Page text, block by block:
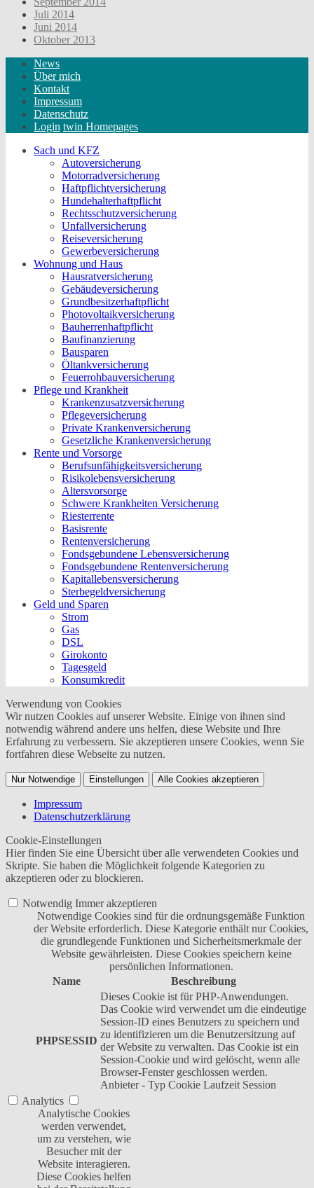
Juli 2014
Juni 2014
Oktober 2013
News
Über mich
Kontakt
Impressum
Datenschutz
Login twin Homepages
Sach und KFZ
Autoversicherung
Motorradversicherung
Haftpflichtversicherung
Hundehalterhaftpflicht
Rechtsschutzversicherung
Unfallversicherung
Reiseversicherung
Gewerbeversicherung
Wohnung und Haus
Hausratversicherung
Gebäudeversicherung
Grundbesitzerhaftpflicht
Photovoltaikversicherung
Bauherrenhaftpflicht
Baufinanzierung
Bausparen
Öltankversicherung
Feuerrohbauversicherung
Pflege und Krankheit
Krankenzusatzversicherung
Pflegeversicherung
Private Krankenversicherung
Gesetzliche Krankenversicherung
Rente und Vorsorge
Berufs­unfähigkeitsversicherung
Risikolebensversicherung
Altersvorsorge
Schwere Krankheiten Versicherung
Riesterrente
Basisrente
Rentenversicherung
Fondsgebundene Lebensversicherung
Fondsgebundene Rentenversicherung
Kapitallebensversicherung
Sterbegeldversicherung
Geld und Sparen
Strom
Gas
DSL
Girokonto
Tagesgeld
Konsumkredit
Verwendung von Cookies
Wir nutzen Cookies auf unserer Website. Einige von ihnen sind
notwendig während andere uns helfen, diese Website und Ihre
Erfahrung zu verbessern. Sie akzeptieren unsere Cookies, wenn Sie
fortfahren diese Webseite zu nutzen.
Nur Notwendige Einstellungen Alle Cookies akzeptieren
Impressum
Datenschutzerklärung
Cookie-Einstellungen
Hier finden Sie eine Übersicht über alle verwendeten Cookies und
Skripte. Sie haben die Möglichkeit folgende Kategorien zu
akzeptieren oder zu blockieren.
Notwendig Immer akzeptieren
Notwendige Cookies sind für die ordnungsgemäße Funktion
der Website erforderlich. Diese Kategorie enthält nur Cookies,
die grundlegende Funktionen und Sicherheitsmerkmale der
Website gewährleisten. Diese Cookies speichern keine
persönlichen Informationen.
Name
Beschreibung
PHPSESSID
Dieses Cookie ist für PHP-Anwendungen.
Das Cookie wird verwendet um die eindeutige
Session-ID eines Benutzers zu speichern und
zu identifizieren um die Benutzersitzung auf
der Website zu verwalten. Das Cookie ist ein
Session-Cookie und wird gelöscht, wenn alle
Browser-Fenster geschlossen werden.
Anbieter - Typ Cookie Laufzeit Session
Analytics
Analytische Cookies
werden verwendet,
um zu verstehen, wie
Besucher mit der
Website interagieren.
Diese Cookies helfen